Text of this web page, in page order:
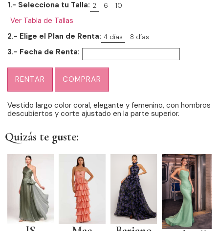
1.- Selecciona tu Talla: 2 6 10
Ver Tabla de Tallas
2.- Elige el Plan de Renta: 4 días 8 días
3.- Fecha de Renta:
RENTAR COMPRAR
Vestido largo color coral, elegante y femenino, con hombros
descubiertos y corte ajustado en la parte superior.
Quizás te guste: